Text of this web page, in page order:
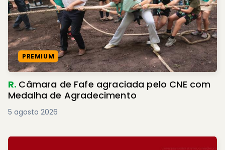
PREMIUM
R. Câmara de Fafe agraciada pelo CNE com
Medalha de Agradecimento
5 agosto 2026